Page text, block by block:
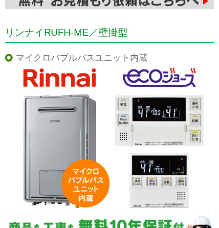
リンナイRUFH-ME／壁掛型
マイクロバブルバスユニット内蔵